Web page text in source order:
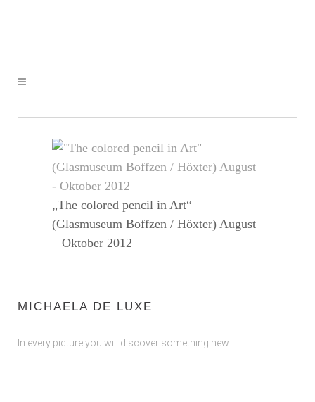
„The colored pencil in Art“
(Glasmuseum Boffzen / Höxter) August
– Oktober 2012
MICHAELA DE LUXE
In every picture you will discover something new.